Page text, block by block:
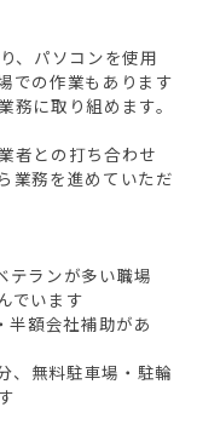
、パソコンを使用
での作業もあります
に取り組めます。
者との打ち合わせ
業務を進めていただ
テランが多い職場
でいます
半額会社補助があ
、無料駐車場・駐輪